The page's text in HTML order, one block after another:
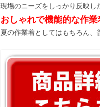
現場のニーズをしっかり反映し
おしゃれで機能的な作
夏の作業着としてはもちろん、